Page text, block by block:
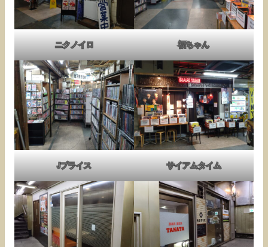
ニクノイロ 福ちゃん
Jプライス サイアムタイム